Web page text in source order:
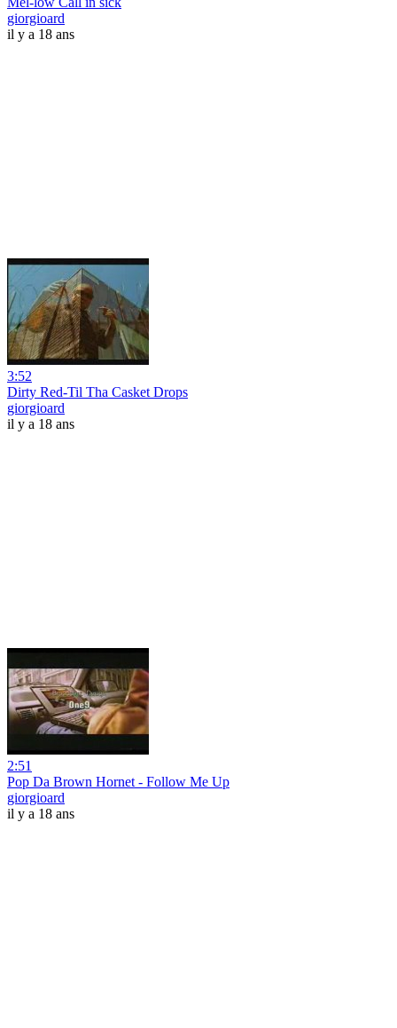
giorgioard
il y a 18 ans
3:52
Dirty Red-Til Tha Casket Drops
giorgioard
il y a 18 ans
2:51
Pop Da Brown Hornet - Follow Me Up
giorgioard
il y a 18 ans